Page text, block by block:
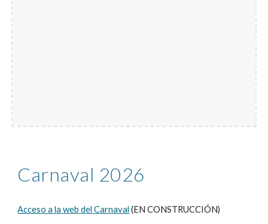
Carnaval 2026
Acceso a la web del Carnaval (EN CONSTRUCCIÓN)